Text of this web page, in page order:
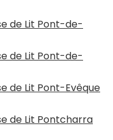
de Lit Pont-de-
de Lit Pont-de-
de Lit Pont-Evêque
de Lit Pontcharra